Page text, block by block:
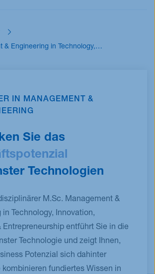
& Engineering in Technology,…
IN MANAGEMENT &
Sie das
Technologien
M.Sc. Management &
in Technology, Innovation,
Entrepreneurship entführt Sie in die
Technologie und zeigt Ihnen,
Potenzial sich dahinter
kombinieren fundiertes Wissen in